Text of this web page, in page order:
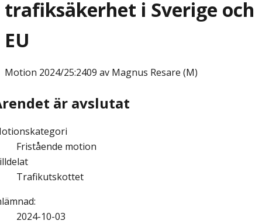
trafiksäkerhet i Sverige och
EU
Motion 2024/25:2409 av Magnus Resare (M)
är avslutat
Fristående motion
Trafikutskottet
:
2024-10-03